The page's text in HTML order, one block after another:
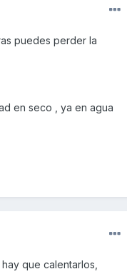
puedes perder la
en seco , ya en agua
que calentarlos,